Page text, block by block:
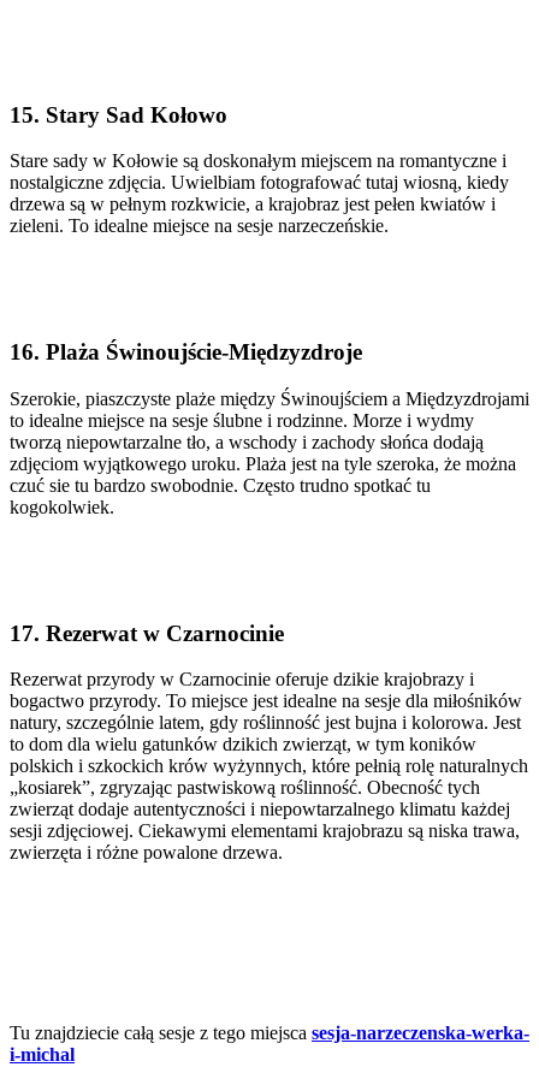
15. Stary Sad Kołowo
Stare sady w Kołowie są doskonałym miejscem na romantyczne i
nostalgiczne zdjęcia. Uwielbiam fotografować tutaj wiosną, kiedy
drzewa są w pełnym rozkwicie, a krajobraz jest pełen kwiatów i
zieleni. To idealne miejsce na sesje narzeczeńskie.
16. Plaża Świnoujście-Międzyzdroje
Szerokie, piaszczyste plaże między Świnoujściem a Międzyzdrojami
to idealne miejsce na sesje ślubne i rodzinne. Morze i wydmy
tworzą niepowtarzalne tło, a wschody i zachody słońca dodają
zdjęciom wyjątkowego uroku. Plaża jest na tyle szeroka, że można
czuć sie tu bardzo swobodnie. Często trudno spotkać tu
kogokolwiek.
17. Rezerwat w Czarnocinie
Rezerwat przyrody w Czarnocinie oferuje dzikie krajobrazy i
bogactwo przyrody. To miejsce jest idealne na sesje dla miłośników
natury, szczególnie latem, gdy roślinność jest bujna i kolorowa. Jest
to dom dla wielu gatunków dzikich zwierząt, w tym koników
polskich i szkockich krów wyżynnych, które pełnią rolę naturalnych
„kosiarek”, zgryzając pastwiskową roślinność. Obecność tych
zwierząt dodaje autentyczności i niepowtarzalnego klimatu każdej
sesji zdjęciowej. Ciekawymi elementami krajobrazu są niska trawa,
zwierzęta i różne powalone drzewa.
Tu znajdziecie całą sesje z tego miejsca sesja-narzeczenska-werka-
i-michal